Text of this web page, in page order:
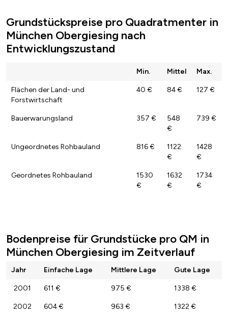
Grundstückspreise pro Quadratmenter in
München Obergiesing nach
Entwicklungszustand
Min. Mittel Max.
Flächen der Land- und
Forstwirtschaft
40 € 84 € 127 €
Bauerwarungsland 357 €
548
€
739 €
Ungeordnetes Rohbauland 816 €
1122
€
1428
€
Geordnetes Rohbauland
1530
€
1632
€
1734
€
Bodenpreise für Grundstücke pro QM in
München Obergiesing im Zeitverlauf
Jahr Einfache Lage Mittlere Lage Gute Lage
2001 611 € 975 € 1338 €
2002 604 € 963 € 1322 €